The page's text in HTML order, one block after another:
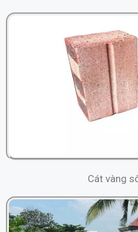
Cát vàng